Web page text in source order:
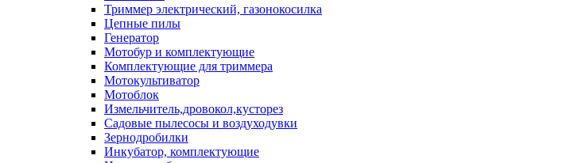
Триммер электрический, газонокосилка
Цепные пилы
Генератор
Мотобур и комплектующие
Комплектующие для триммера
Мотокультиватор
Мотоблок
Измельчитель,дровокол,кусторез
Садовые пылесосы и воздуходувки
Зернодробилки
Инкубатор, комплектующие